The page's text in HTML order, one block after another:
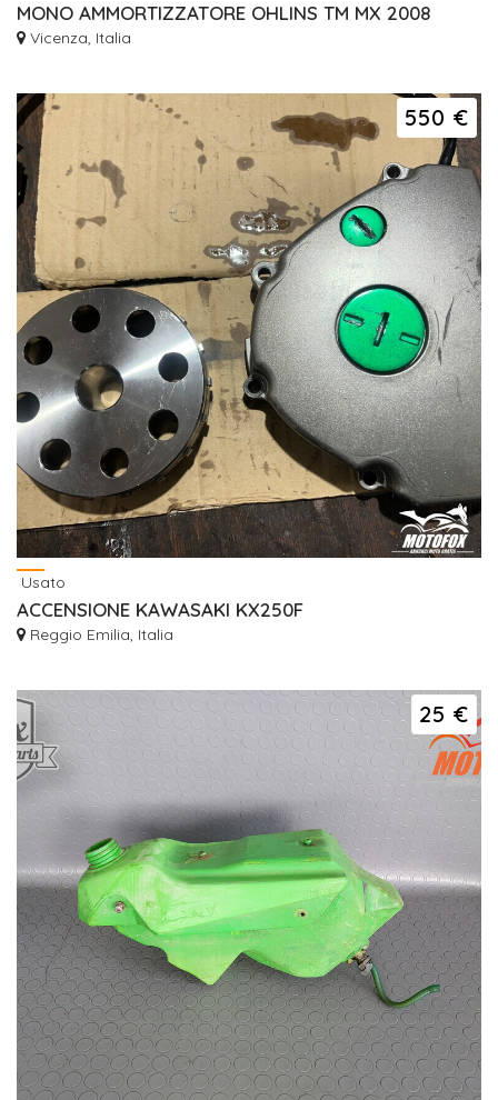
MONO AMMORTIZZATORE OHLINS TM MX 2008
Vicenza, Italia
550 €
Usato
ACCENSIONE KAWASAKI KX250F
Reggio Emilia, Italia
25 €